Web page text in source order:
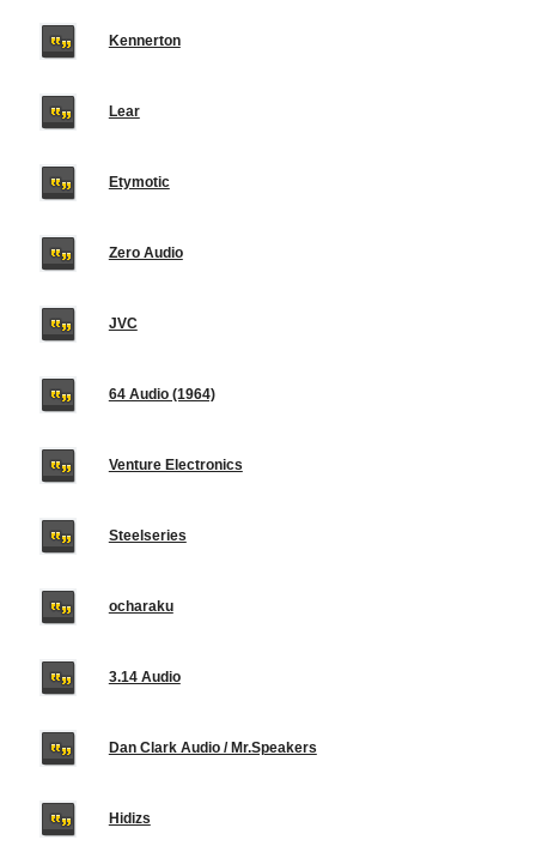
Kennerton
Lear
Etymotic
Zero Audio
JVC
64 Audio (1964)
Venture Electronics
Steelseries
ocharaku
3.14 Audio
Dan Clark Audio / Mr.Speakers
Hidizs